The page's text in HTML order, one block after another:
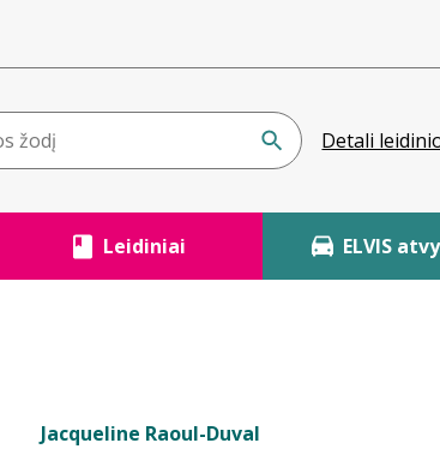
Detali
Leidiniai ELVIS
Jacqueline Raoul-Duval